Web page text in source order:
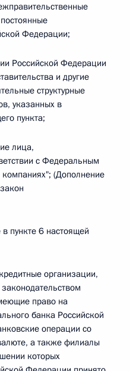
Федерации;
Российской Федерации
и другие
структурные
указанных в
пункта;
лица,
с Федеральным
(Дополнение
пункте 6 настоящей
организации,
право на
банка Российской
операции со
а также филиалы
которых